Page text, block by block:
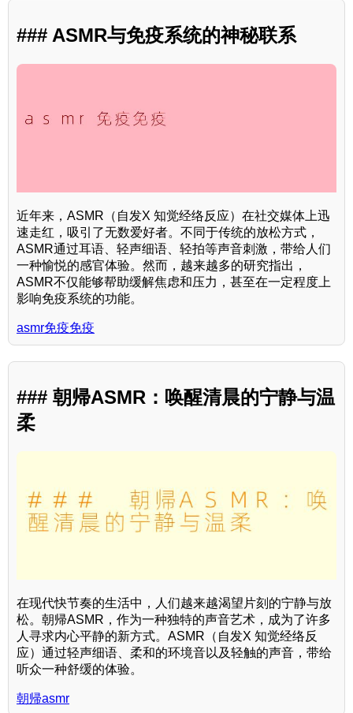
### ASMR与免疫系统的神秘联系
近年来，ASMR（自发X 知觉经络反应）在社交媒体上迅
速走红，吸引了无数爱好者。不同于传统的放松方式，
ASMR通过耳语、轻声细语、轻拍等声音刺激，带给人们
一种愉悦的感官体验。然而，越来越多的研究指出，
ASMR不仅能够帮助缓解焦虑和压力，甚至在一定程度上
影响免疫系统的功能。
asmr免疫免疫
### 朝帰ASMR：唤醒清晨的宁静与温
柔
在现代快节奏的生活中，人们越来越渴望片刻的宁静与放
松。朝帰ASMR，作为一种独特的声音艺术，成为了许多
人寻求内心平静的新方式。ASMR（自发X 知觉经络反
应）通过轻声细语、柔和的环境音以及轻触的声音，带给
听众一种舒缓的体验。
朝帰asmr